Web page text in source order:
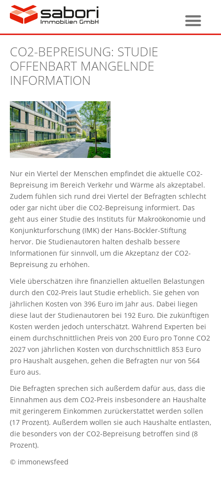
CO2-BEPREISUNG: STUDIE
OFFENBART MANGELNDE
INFORMATION
Nur ein Viertel der Menschen empfindet die aktuelle CO2-
Bepreisung im Bereich Verkehr und Wärme als akzeptabel.
Zudem fühlen sich rund drei Viertel der Befragten schlecht
oder gar nicht über die CO2-Bepreisung informiert. Das
geht aus einer Studie des Instituts für Makroökonomie und
Konjunkturforschung (IMK) der Hans-Böckler-Stiftung
hervor. Die Studienautoren halten deshalb bessere
Informationen für sinnvoll, um die Akzeptanz der CO2-
Bepreisung zu erhöhen.
Viele überschätzen ihre finanziellen aktuellen Belastungen
durch den C02-Preis laut Studie erheblich. Sie gehen von
jährlichen Kosten von 396 Euro im Jahr aus. Dabei liegen
diese laut der Studienautoren bei 192 Euro. Die zukünftigen
Kosten werden jedoch unterschätzt. Während Experten bei
einem durchschnittlichen Preis von 200 Euro pro Tonne CO2
2027 von jährlichen Kosten von durchschnittlich 853 Euro
pro Haushalt ausgehen, gehen die Befragten nur von 564
Euro aus.
Die Befragten sprechen sich außerdem dafür aus, dass die
Einnahmen aus dem CO2-Preis insbesondere an Haushalte
mit geringerem Einkommen zurückerstattet werden sollen
(17 Prozent). Außerdem wollen sie auch Haushalte entlasten,
die besonders von der CO2-Bepreisung betroffen sind (8
Prozent).
© immonewsfeed